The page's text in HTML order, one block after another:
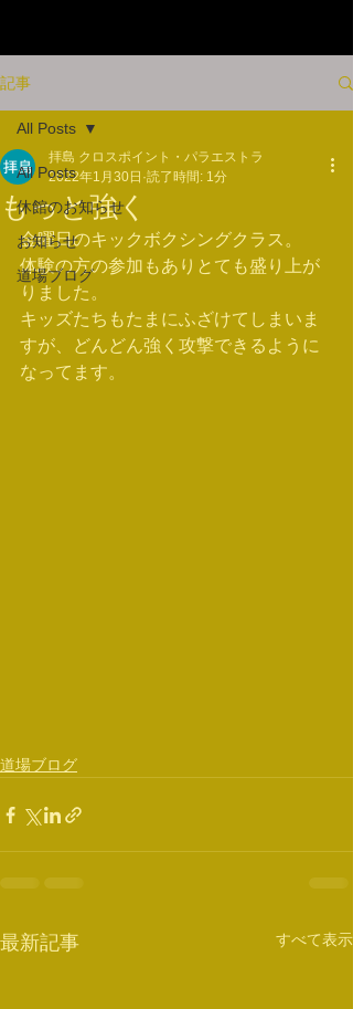
記事
All Posts
休館のお知らせ
お知らせ
道場ブログ
All Posts
もっと強く
拝島 クロスポイント・パラエストラ
2022年1月30日 読了時間: 1分
金曜日のキックボクシングクラス。
体験の方の参加もありとても盛り上が
りました。
キッズたちもたまにふざけてしまいま
すが、どんどん強く攻撃できるように
なってます。
道場ブログ
最新記事 すべて表示